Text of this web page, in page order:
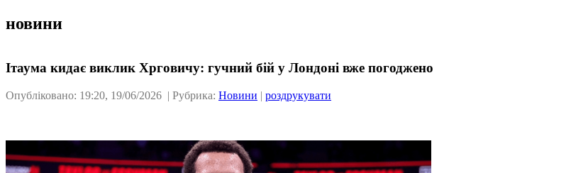
новини
Ітаума кидає виклик Хрговичу: гучний бій у Лондоні вже погоджено
Опубліковано: 19:20, 19/06/2026 | Рубрика: Новини | роздрукувати